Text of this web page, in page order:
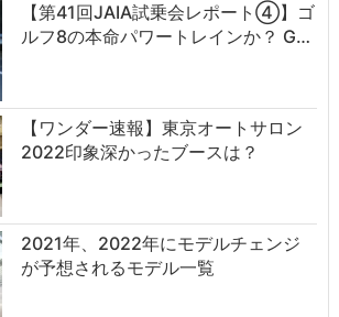
【第41回JAIA試乗会レポート④】ゴ
ルフ8の本命パワートレインか？ G…
【ワンダー速報】東京オートサロン
2022印象深かったブースは？
2021年、2022年にモデルチェンジ
が予想されるモデル一覧